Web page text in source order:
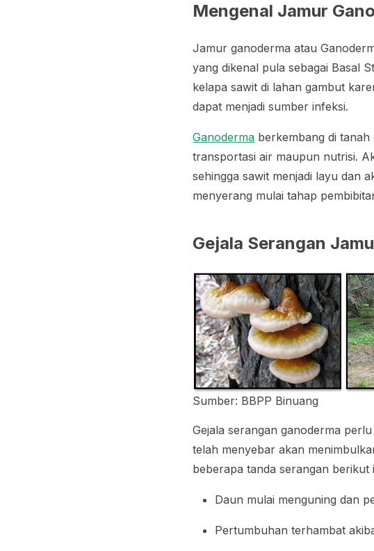
Mengenal Jamur
Jamur ganoderma atau
yang dikenal pula sebagai Basal
kelapa sawit di lahan gambut
dapat menjadi sumber infeksi.
Ganoderma berkembang di
transportasi air maupun nutrisi.
sehingga sawit menjadi layu dan
menyerang mulai tahap
Gejala Serangan
Sumber: BBPP Binuang
Gejala serangan ganoderma
telah menyebar akan
beberapa tanda serangan berikut
Daun mulai menguning dan
Pertumbuhan terhambat